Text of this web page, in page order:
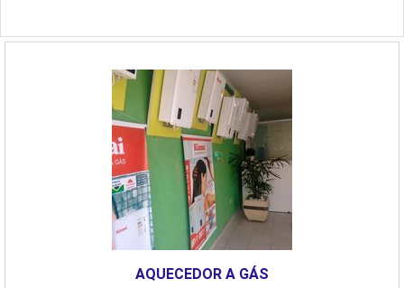
AQUECEDOR A GÁS